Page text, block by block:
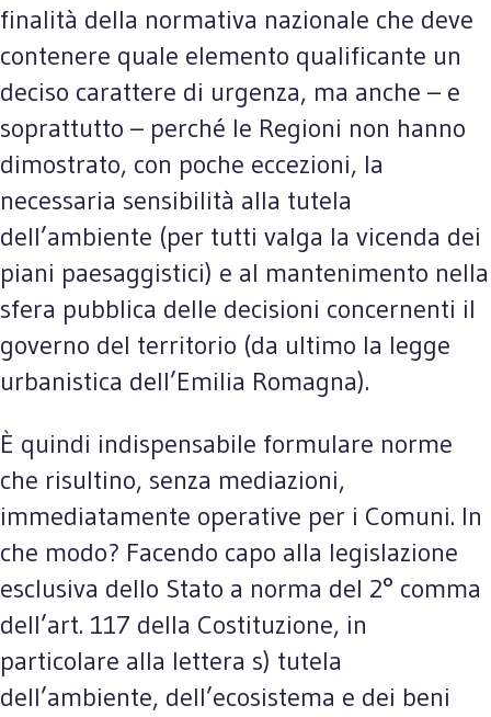
finalità della normativa nazionale che deve
contenere quale elemento qualificante un
deciso carattere di urgenza, ma anche – e
soprattutto – perché le Regioni non hanno
dimostrato, con poche eccezioni, la
necessaria sensibilità alla tutela
dell’ambiente (per tutti valga la vicenda dei
piani paesaggistici) e al mantenimento nella
sfera pubblica delle decisioni concernenti il
governo del territorio (da ultimo la legge
urbanistica dell’Emilia Romagna).
È quindi indispensabile formulare norme
che risultino, senza mediazioni,
immediatamente operative per i Comuni. In
che modo? Facendo capo alla legislazione
esclusiva dello Stato a norma del 2° comma
dell’art. 117 della Costituzione, in
particolare alla lettera s) tutela
dell’ambiente, dell’ecosistema e dei beni